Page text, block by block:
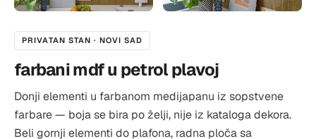
PRIVATAN STAN · NOVI SAD
farbani mdf u petrol plavoj
Donji elementi u farbanom medijapanu iz sopstvene
farbare — boja se bira po želji, nije iz kataloga dekora.
Beli gornji elementi do plafona, radna ploča sa